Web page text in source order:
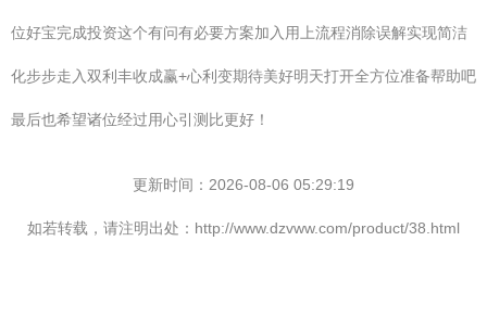
位好宝完成投资这个有问有必要方案加入用上流程消除误解实现简洁
化步步走入双利丰收成赢+心利变期待美好明天打开全方位准备帮助吧
最后也希望诸位经过用心引测比更好！
更新时间：2026-08-06 05:29:19
如若转载，请注明出处：http://www.dzvww.com/product/38.html